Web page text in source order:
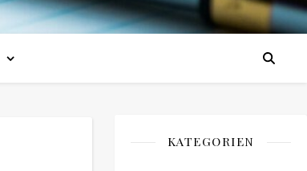
KATEGORIEN